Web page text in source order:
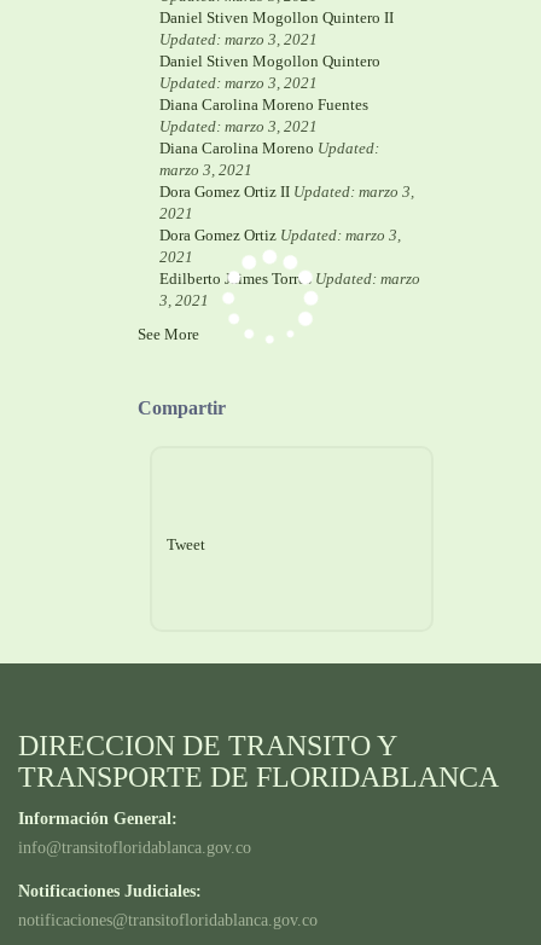
Daniel Stiven Mogollon Quintero II
Updated: marzo 3, 2021
Daniel Stiven Mogollon Quintero
Updated: marzo 3, 2021
Diana Carolina Moreno Fuentes
Updated: marzo 3, 2021
Diana Carolina Moreno Updated:
marzo 3, 2021
Dora Gomez Ortiz II Updated: marzo 3,
2021
Dora Gomez Ortiz Updated: marzo 3,
2021
Edilberto Jaimes Torres Updated: marzo
3, 2021
See More
Compartir
Tweet
DIRECCION DE TRANSITO Y
TRANSPORTE DE FLORIDABLANCA
Información General:
info@transitofloridablanca.gov.co
Notificaciones Judiciales:
notificaciones@transitofloridablanca.gov.co